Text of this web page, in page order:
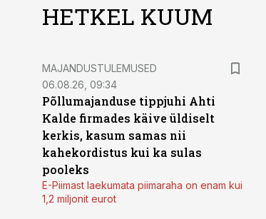
HETKEL KUUM
MAJANDUSTULEMUSED
06.08.26, 09:34
Põllumajanduse tippjuhi Ahti
Kalde firmades käive üldiselt
kerkis, kasum samas nii
kahekordistus kui ka sulas
pooleks
E-Piimast laekumata piimaraha on enam kui
1,2 miljonit eurot